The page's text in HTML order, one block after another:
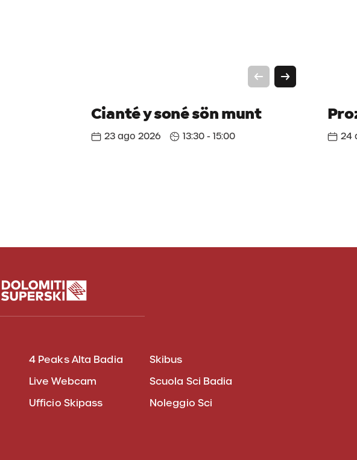
Cianté y soné sön munt
23 ago 2026 13:30 - 15:00 24
4 Peaks Alta Badia
Live Webcam
Ufficio Skipass
Skibus
Scuola Sci Badia
Noleggio Sci